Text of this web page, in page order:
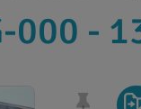
000 -